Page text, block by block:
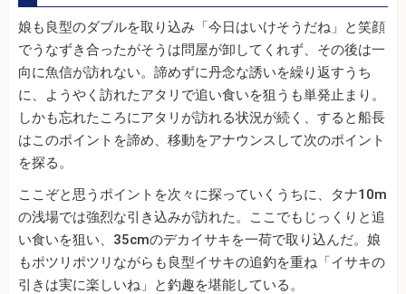
娘も良型のダブルを取り込み「今日はいけそうだね」と笑顔
でうなずき合ったがそうは問屋が卸してくれず、その後は一
向に魚信が訪れない。諦めずに丹念な誘いを繰り返すうち
に、ようやく訪れたアタリで追い食いを狙うも単発止まり。
しかも忘れたころにアタリが訪れる状況が続く、すると船長
はこのポイントを諦め、移動をアナウンスして次のポイント
を探る。
ここぞと思うポイントを次々に探っていくうちに、タナ10m
の浅場では強烈な引き込みが訪れた。ここでもじっくりと追
い食いを狙い、35cmのデカイサキを一荷で取り込んだ。娘
もポツリポツリながらも良型イサキの追釣を重ね「イサキの
引きは実に楽しいね」と釣趣を堪能している。